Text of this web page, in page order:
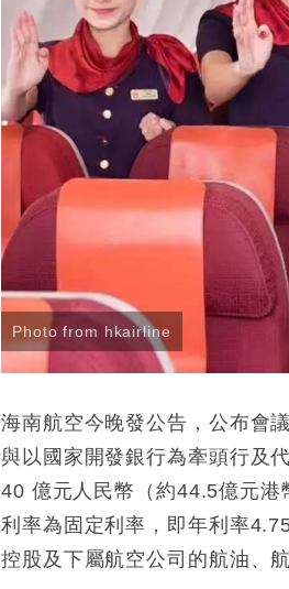
Photo from hkairline
海南航空今晚發公告，公布會
與以國家開發銀行為牽頭行及
40 億元人民幣（約44.5億元港
利率為固定利率，即年利率
控股及下屬航空公司的航油、